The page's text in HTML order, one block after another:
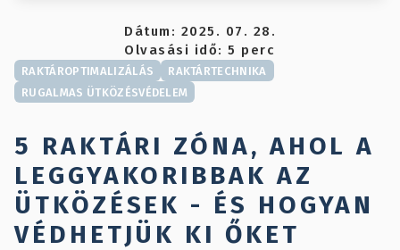
Dátum: 2025. 07. 28.
Olvasási idő: 5 perc
RAKTÁROPTIMALIZÁLÁS
RAKTÁRTECHNIKA
RUGALMAS ÜTKÖZÉSVÉDELEM
5 RAKTÁRI ZÓNA, AHOL A
LEGGYAKORIBBAK AZ
ÜTKÖZÉSEK - ÉS HOGYAN
VÉDHETJÜK KI ŐKET